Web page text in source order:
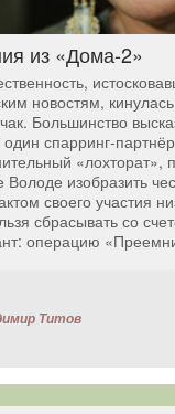
из «Дома-2»
новостям,
Большинство
спарринг-
«лохторат»,
Володе изобразить
своего участия
сбрасывать со
операцию
Титов